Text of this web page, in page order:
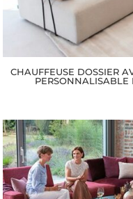
CHAUFFEUSE DOSSIER
PERSONNALISABLE